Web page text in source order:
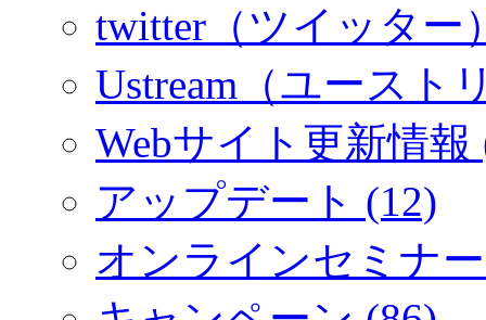
twitter（ツイッター
Ustream（ユースト
Webサイト更新情報
アップデート (12)
オンラインセミナ